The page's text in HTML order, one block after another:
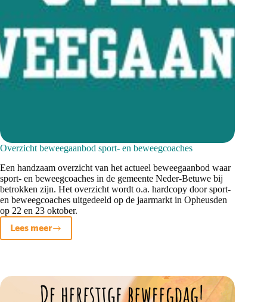
Overzicht beweegaanbod sport- en beweegcoaches
Een handzaam overzicht van het actueel beweegaanbod waar
sport- en beweegcoaches in de gemeente Neder-Betuwe bij
betrokken zijn. Het overzicht wordt o.a. hardcopy door sport-
en beweegcoaches uitgedeeld op de jaarmarkt in Opheusden
op 22 en 23 oktober.
Lees meerOverzicht
beweegaanbod
beweegcoaches